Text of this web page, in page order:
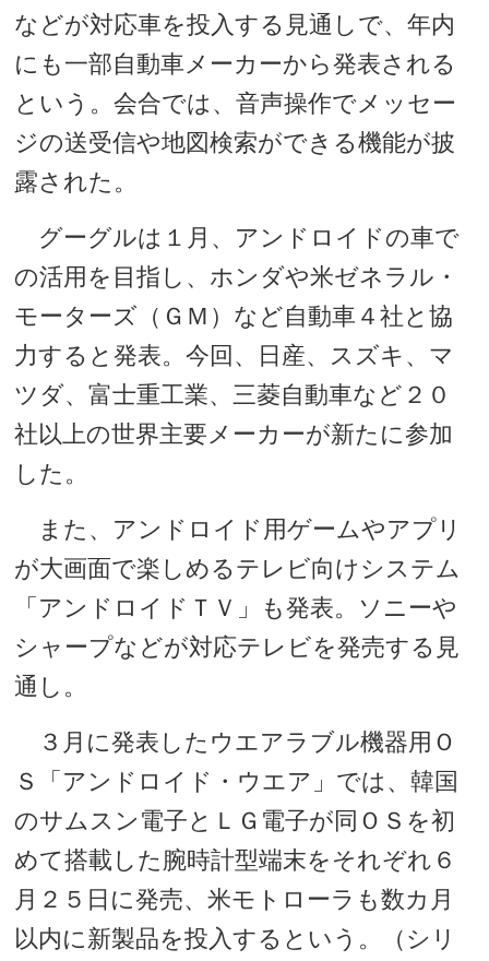
などが対応車を投入する見通しで、年内
にも一部自動車メーカーから発表される
という。会合では、音声操作でメッセー
ジの送受信や地図検索ができる機能が披
露された。
グーグルは１月、アンドロイドの車で
の活用を目指し、ホンダや米ゼネラル・
モーターズ（ＧＭ）など自動車４社と協
力すると発表。今回、日産、スズキ、マ
ツダ、富士重工業、三菱自動車など２０
社以上の世界主要メーカーが新たに参加
した。
また、アンドロイド用ゲームやアプリ
が大画面で楽しめるテレビ向けシステム
「アンドロイドＴＶ」も発表。ソニーや
シャープなどが対応テレビを発売する見
通し。
３月に発表したウエアラブル機器用Ｏ
Ｓ「アンドロイド・ウエア」では、韓国
のサムスン電子とＬＧ電子が同ＯＳを初
めて搭載した腕時計型端末をそれぞれ６
月２５日に発売、米モトローラも数カ月
以内に新製品を投入するという。（シリ